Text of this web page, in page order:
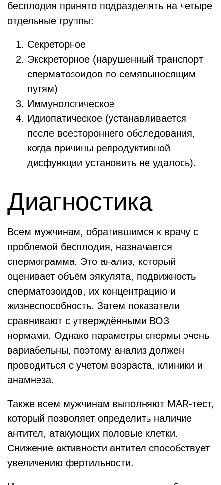
бесплодия принято подразделять на четыре
отдельные группы:
Секреторное
Экскреторное (нарушенный транспорт
сперматозоидов по семявыносящим
путям)
Иммунологическое
Идиопатическое (устанавливается
после всестороннего обследования,
когда причины репродуктивной
дисфункции установить не удалось).
Диагностика
Всем мужчинам, обратившимся к врачу с
проблемой бесплодия, назначается
спермограмма. Это анализ, который
оценивает объём эякулята, подвижность
сперматозоидов, их концентрацию и
жизнеспособность. Затем показатели
сравнивают с утверждёнными ВОЗ
нормами. Однако параметры спермы очень
вариабельны, поэтому анализ должен
проводиться с учетом возраста, клиники и
анамнеза.
Также всем мужчинам выполняют MAR-тест,
который позволяет определить наличие
антител, атакующих половые клетки.
Снижение активности антител способствует
увеличению фертильности.